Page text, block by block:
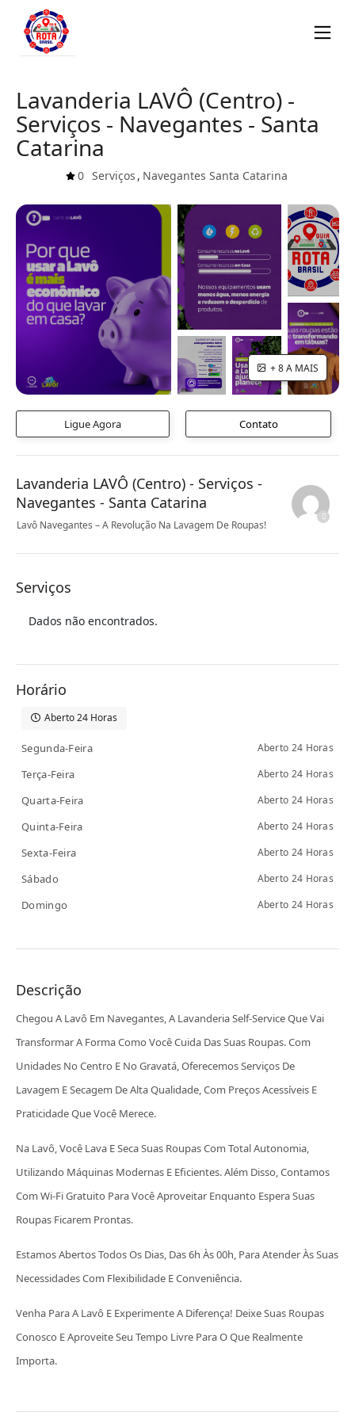
Lavanderia LAVÔ (Centro) -
Serviços - Navegantes - Santa
Catarina
0 Serviços , Navegantes Santa Catarina
+ 8 A MAIS
Ligue Agora Contato
Lavanderia LAVÔ (Centro) - Serviços -
Navegantes - Santa Catarina
Lavô Navegantes – A Revolução Na Lavagem De Roupas!
Serviços
Dados não encontrados.
Horário
Aberto 24 Horas
Segunda-Feira Aberto 24 Horas
Terça-Feira Aberto 24 Horas
Quarta-Feira Aberto 24 Horas
Quinta-Feira Aberto 24 Horas
Sexta-Feira Aberto 24 Horas
Sábado Aberto 24 Horas
Domingo Aberto 24 Horas
Descrição
Chegou A Lavô Em Navegantes, A Lavanderia Self-Service Que Vai
Transformar A Forma Como Você Cuida Das Suas Roupas. Com
Unidades No Centro E No Gravatá, Oferecemos Serviços De
Lavagem E Secagem De Alta Qualidade, Com Preços Acessíveis E
Praticidade Que Você Merece.
Na Lavô, Você Lava E Seca Suas Roupas Com Total Autonomia,
Utilizando Máquinas Modernas E Eficientes. Além Disso, Contamos
Com Wi-Fi Gratuito Para Você Aproveitar Enquanto Espera Suas
Roupas Ficarem Prontas.
Estamos Abertos Todos Os Dias, Das 6h Às 00h, Para Atender Às Suas
Necessidades Com Flexibilidade E Conveniência.
Venha Para A Lavô E Experimente A Diferença! Deixe Suas Roupas
Conosco E Aproveite Seu Tempo Livre Para O Que Realmente
Importa.